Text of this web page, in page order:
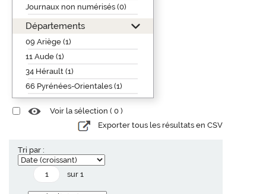
Journaux non numérisés (0)
Départements
09 Ariège (1)
11 Aude (1)
34 Hérault (1)
66 Pyrénées-Orientales (1)
Voir la sélection ( 0 )
Exporter tous les résultats en CSV
Tri par :
sur 1